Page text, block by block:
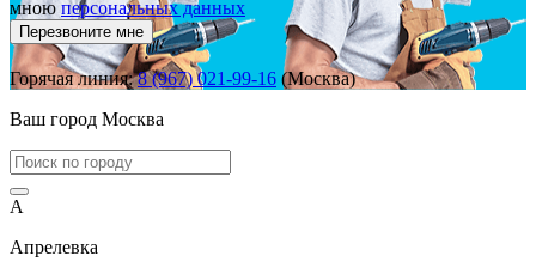
мною персональных данных
Перезвоните мне
Горячая линия:8 (967) 021-99-16 (Москва)
Ваш город Москва
А
Апрелевка